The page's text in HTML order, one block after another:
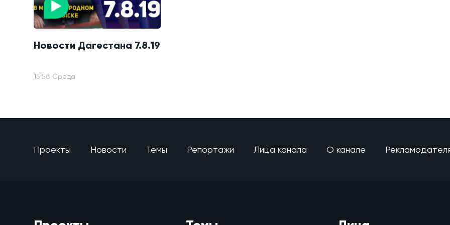
Новости Дагестана 7.8.19
15:58 Среда
Проекты Новости Темы Репортажи Лица канала О канале